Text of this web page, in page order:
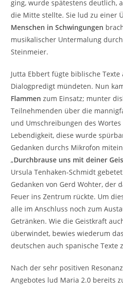
ging, wurde spätestens deutlich,
die Mitte stellte. Sie lud zu einer
Menschen in Schwingungen
musikalischer Untermalung
Steinmeier.
Jutta Ebbert fügte biblische Texte
Dialogpredigt mündeten. Nun
Flammenzum Einsatz; munter
Teilnehmenden über die
und Umschreibungen des
Lebendigkeit, diese wurde
Gedanken durchs Mikrofon
„Durchbrause uns mit deiner
Ursula Tenhaken-Schmidt
Gedanken von Gerd Wohter, der
Feuer ins Zentrum rückte. Um
alle im Anschluss noch zum
Getränken. Wie die Geistkraft
überwindet, bewies wiederum
deutschen auch spanische Texte
Nach der sehr positiven
Angebotes lud Maria 2.0 bereits